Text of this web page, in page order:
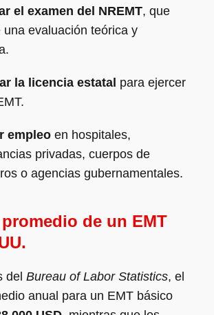
el examen del NREMT, que
una evaluación teórica y
la licencia estatal para ejercer
empleo en hospitales,
privadas, cuerpos de
o agencias gubernamentales.
de un EMT
del Bureau of Labor Statistics, el
anual para un EMT básico